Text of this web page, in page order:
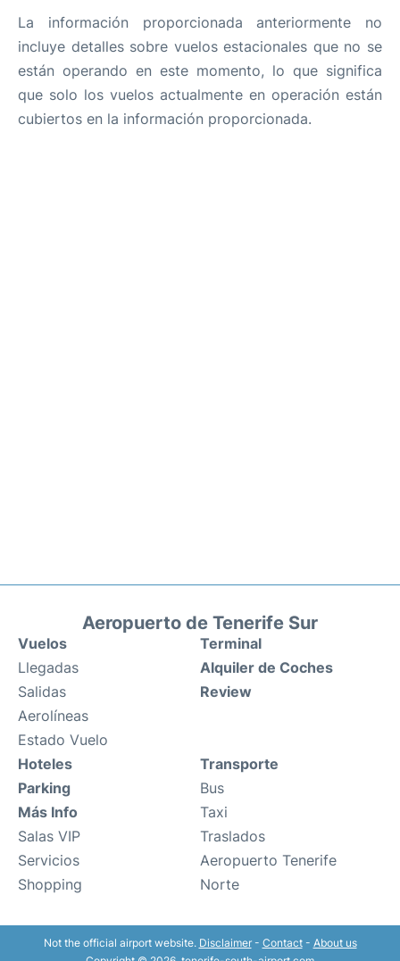
La información proporcionada anteriormente no
incluye detalles sobre vuelos estacionales que no se
están operando en este momento, lo que significa
que solo los vuelos actualmente en operación están
cubiertos en la información proporcionada.
Aeropuerto de Tenerife Sur
Vuelos
Llegadas
Salidas
Aerolíneas
Estado Vuelo
Terminal
Alquiler de Coches
Review
Hoteles
Parking
Más Info
Salas VIP
Servicios
Shopping
Transporte
Bus
Taxi
Traslados
Aeropuerto Tenerife
Norte
Not the official airport website. Disclaimer- Contact- About us